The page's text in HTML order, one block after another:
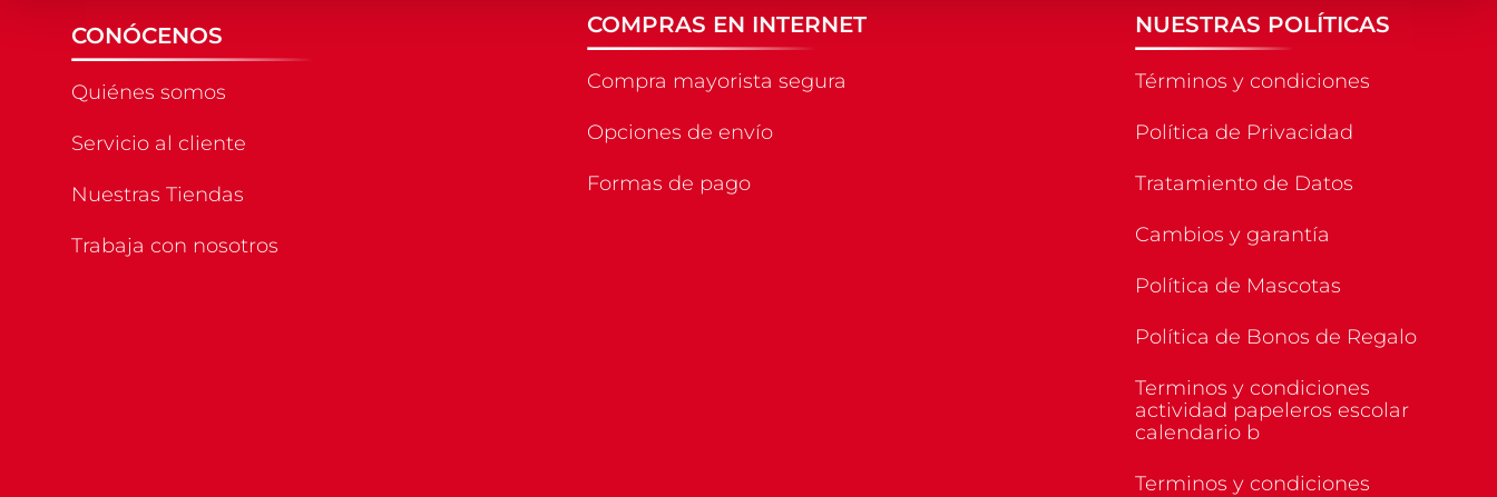
CONÓCENOS
Quiénes somos
Servicio al cliente
Nuestras Tiendas
Trabaja con nosotros
COMPRAS EN INTERNET
Compra mayorista segura
Opciones de envío
Formas de pago
NUESTRAS POLÍTICAS
Términos y condiciones
Política de Privacidad
Tratamiento de Datos
Cambios y garantía
Política de Mascotas
Política de Bonos de Regalo
Terminos y condiciones
actividad papeleros escolar
calendario b
Terminos y condiciones